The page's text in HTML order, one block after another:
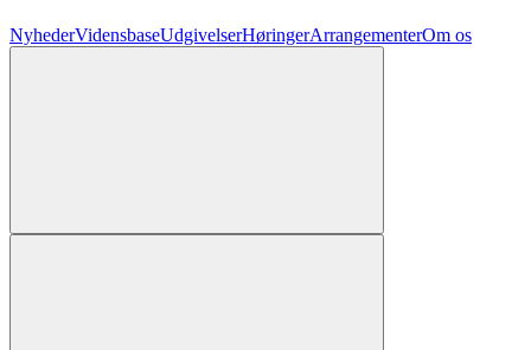
NyhederVidensbaseUdgivelserHøringerArrangementerOm os